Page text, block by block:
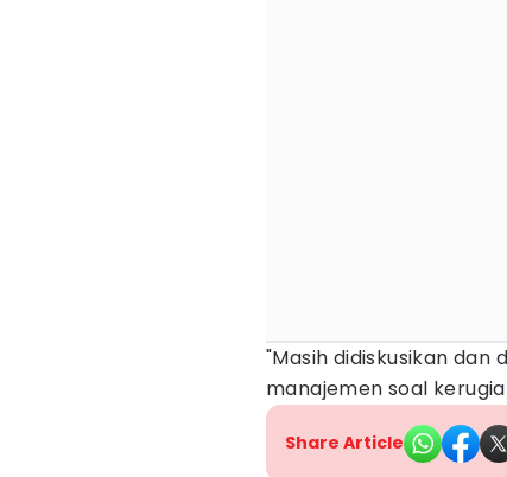
"Masih didiskusikan dan
manajemen soal
Share Article